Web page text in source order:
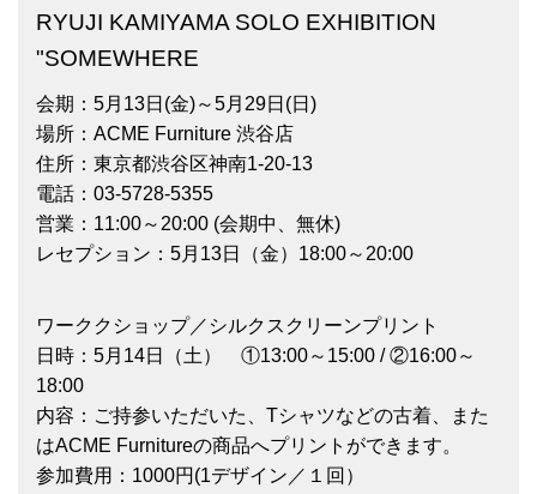
RYUJI KAMIYAMA SOLO EXHIBITION
"SOMEWHERE
会期：5月13日(金)～5月29日(日)
場所：ACME Furniture 渋谷店
住所：東京都渋谷区神南1-20-13
電話：03-5728-5355
営業：11:00～20:00 (会期中、無休)
レセプション：5月13日（金）18:00～20:00
ワーククショップ／シルクスクリーンプリント
日時：5月14日（土） ①13:00～15:00 / ②16:00～
18:00
内容：ご持参いただいた、Tシャツなどの古着、また
はACME Furnitureの商品へプリントができます。
参加費用：1000円(1デザイン／１回）